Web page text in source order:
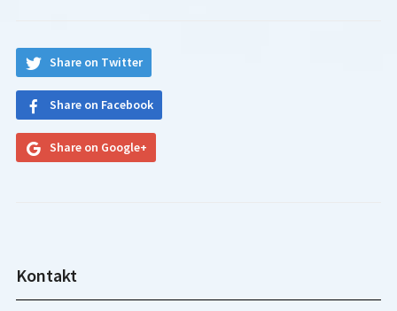
Share on Twitter
Share on Facebook
Share on Google+
Kontakt